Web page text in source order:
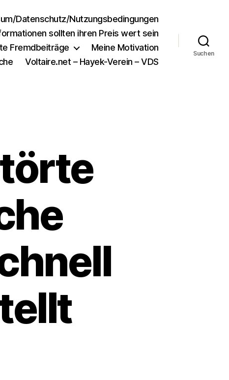
Datenschutz/Nutzungsbedingungen
sollten ihren Preis wert sein
Fremdbeiträge
Meine Motivation
Voltaire.net – Hayek-Verein – VDS
Suchen